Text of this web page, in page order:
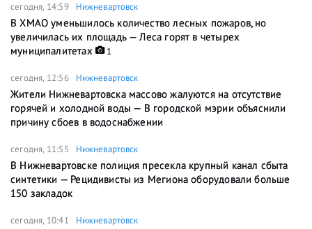
сегодня, 14:59 Нижневартовск
В ХМАО уменьшилось количество лесных пожаров, но
увеличилась их площадь — Леса горят в четырех
муниципалитетах
1
сегодня, 12:56 Нижневартовск
Жители Нижневартовска массово жалуются на отсутствие
горячей и холодной воды — В городской мэрии объяснили
причину сбоев в водоснабжении
сегодня, 11:55 Нижневартовск
В Нижневартовске полиция пресекла крупный канал сбыта
синтетики — Рецидивисты из Мегиона оборудовали больше
150 закладок
сегодня, 10:41 Нижневартовск